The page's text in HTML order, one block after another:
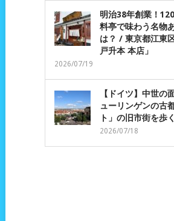
明治38年創業！
料亭で味わう名物
は？ / 東京都江東
戸升本 本店」
2026/07/19
【ドイツ】中世の
ューリンゲンの古
ト」の旧市街を歩く
2026/07/18